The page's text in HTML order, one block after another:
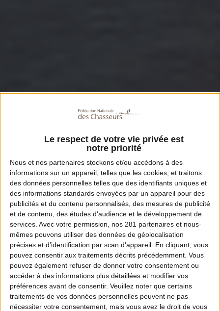
Le respect de votre vie privée est
notre priorité
Nous et nos partenaires stockons et/ou accédons à des
informations sur un appareil, telles que les cookies, et traitons
des données personnelles telles que des identifiants uniques et
des informations standards envoyées par un appareil pour des
publicités et du contenu personnalisés, des mesures de publicité
et de contenu, des études d'audience et le développement de
services. Avec votre permission, nos 281 partenaires et nous-
mêmes pouvons utiliser des données de géolocalisation
précises et d’identification par scan d'appareil. En cliquant, vous
pouvez consentir aux traitements décrits précédemment. Vous
pouvez également refuser de donner votre consentement ou
accéder à des informations plus détaillées et modifier vos
préférences avant de consentir. Veuillez noter que certains
traitements de vos données personnelles peuvent ne pas
nécessiter votre consentement, mais vous avez le droit de vous